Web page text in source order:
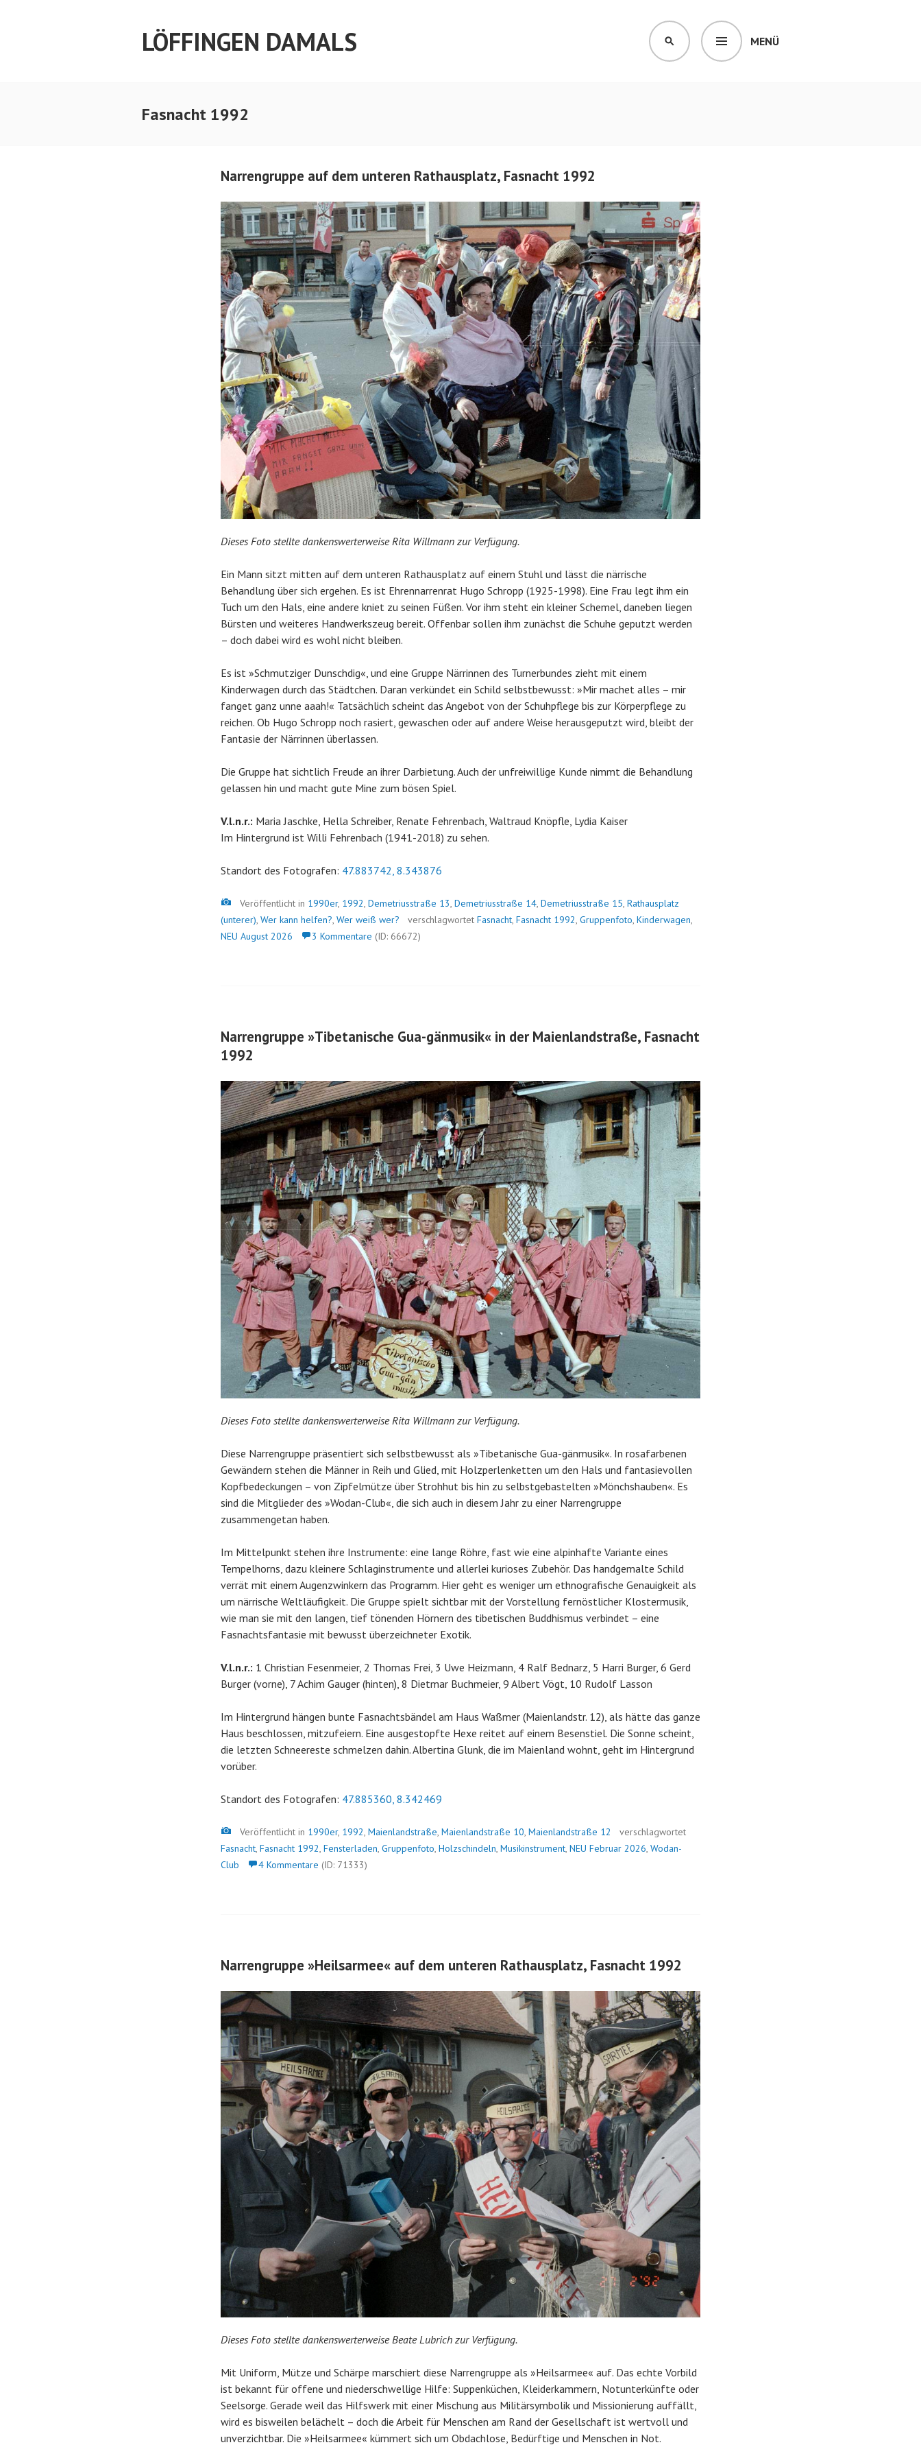
LÖFFINGEN DAMALS MENÜ
SUCHEN
Fasnacht 1992
Narrengruppe auf dem unteren Rathausplatz, Fasnacht 1992
Dieses Foto stellte dankenswerterweise Rita Willmann zur Verfügung.
Ein Mann sitzt mitten auf dem unteren Rathausplatz auf einem Stuhl und lässt die närrische
Behandlung über sich ergehen. Es ist Ehrennarrenrat Hugo Schropp (1925-1998). Eine Frau legt ihm ein
Tuch um den Hals, eine andere kniet zu seinen Füßen. Vor ihm steht ein kleiner Schemel, daneben liegen
Bürsten und weiteres Handwerkszeug bereit. Offenbar sollen ihm zunächst die Schuhe geputzt werden
– doch dabei wird es wohl nicht bleiben.
Es ist »Schmutziger Dunschdig«, und eine Gruppe Närrinnen des Turnerbundes zieht mit einem
Kinderwagen durch das Städtchen. Daran verkündet ein Schild selbstbewusst: »Mir machet alles – mir
fanget ganz unne aaah!« Tatsächlich scheint das Angebot von der Schuhpflege bis zur Körperpflege zu
reichen. Ob Hugo Schropp noch rasiert, gewaschen oder auf andere Weise herausgeputzt wird, bleibt der
Fantasie der Närrinnen überlassen.
Die Gruppe hat sichtlich Freude an ihrer Darbietung. Auch der unfreiwillige Kunde nimmt die Behandlung
gelassen hin und macht gute Mine zum bösen Spiel.
V.l.n.r.: Maria Jaschke, Hella Schreiber, Renate Fehrenbach, Waltraud Knöpfle, Lydia Kaiser
Im Hintergrund ist Willi Fehrenbach (1941-2018) zu sehen.
Standort des Fotografen: 47.883742, 8.343876
Bild
Veröffentlicht in 1990er, 1992, Demetriusstraße 13, Demetriusstraße 14, Demetriusstraße 15, Rathausplatz
(unterer), Wer kann helfen?, Wer weiß wer? verschlagwortet Fasnacht, Fasnacht 1992, Gruppenfoto, Kinderwagen,
NEU August 2026
3 Kommentare (ID: 66672)
Narrengruppe »Tibetanische Gua-gänmusik« in der Maienlandstraße, Fasnacht
1992
Dieses Foto stellte dankenswerterweise Rita Willmann zur Verfügung.
Diese Narrengruppe präsentiert sich selbstbewusst als »Tibetanische Gua-gänmusik«. In rosafarbenen
Gewändern stehen die Männer in Reih und Glied, mit Holzperlenketten um den Hals und fantasievollen
Kopfbedeckungen – von Zipfelmütze über Strohhut bis hin zu selbstgebastelten »Mönchshauben«. Es
sind die Mitglieder des »Wodan-Club«, die sich auch in diesem Jahr zu einer Narrengruppe
zusammengetan haben.
Im Mittelpunkt stehen ihre Instrumente: eine lange Röhre, fast wie eine alpinhafte Variante eines
Tempelhorns, dazu kleinere Schlaginstrumente und allerlei kurioses Zubehör. Das handgemalte Schild
verrät mit einem Augenzwinkern das Programm. Hier geht es weniger um ethnografische Genauigkeit als
um närrische Weltläufigkeit. Die Gruppe spielt sichtbar mit der Vorstellung fernöstlicher Klostermusik,
wie man sie mit den langen, tief tönenden Hörnern des tibetischen Buddhismus verbindet – eine
Fasnachtsfantasie mit bewusst überzeichneter Exotik.
V.l.n.r.: 1 Christian Fesenmeier, 2 Thomas Frei, 3 Uwe Heizmann, 4 Ralf Bednarz, 5 Harri Burger, 6 Gerd
Burger (vorne), 7 Achim Gauger (hinten), 8 Dietmar Buchmeier, 9 Albert Vögt, 10 Rudolf Lasson
Im Hintergrund hängen bunte Fasnachtsbändel am Haus Waßmer (Maienlandstr. 12), als hätte das ganze
Haus beschlossen, mitzufeiern. Eine ausgestopfte Hexe reitet auf einem Besenstiel. Die Sonne scheint,
die letzten Schneereste schmelzen dahin. Albertina Glunk, die im Maienland wohnt, geht im Hintergrund
vorüber.
Standort des Fotografen: 47.885360, 8.342469
Bild
Veröffentlicht in 1990er, 1992, Maienlandstraße, Maienlandstraße 10, Maienlandstraße 12
verschlagwortet
Fasnacht, Fasnacht 1992, Fensterladen, Gruppenfoto, Holzschindeln, Musikinstrument, NEU Februar 2026, Wodan-
Club
4 Kommentare (ID: 71333)
Narrengruppe »Heilsarmee« auf dem unteren Rathausplatz, Fasnacht 1992
Dieses Foto stellte dankenswerterweise Beate Lubrich zur Verfügung.
Mit Uniform, Mütze und Schärpe marschiert diese Narrengruppe als »Heilsarmee« auf. Das echte Vorbild
ist bekannt für offene und niederschwellige Hilfe: Suppenküchen, Kleiderkammern, Notunterkünfte oder
Seelsorge. Gerade weil das Hilfswerk mit einer Mischung aus Militärsymbolik und Missionierung auffällt,
wird es bisweilen belächelt – doch die Arbeit für Menschen am Rand der Gesellschaft ist wertvoll und
unverzichtbar. Die »Heilsarmee« kümmert sich um Obdachlose, Bedürftige und Menschen in Not.